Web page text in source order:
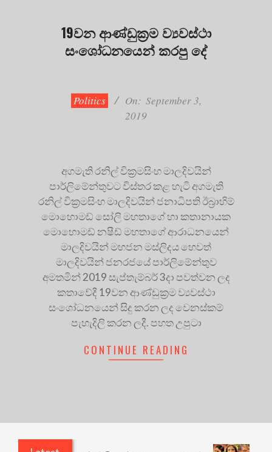
19වන ආණ්ඩුක්‍රම ව්‍යවස්ථා
සංශෝධනයෙන් කරපු දේ
Politics On: September 3,
2019
අගමැති රනිල් වික්‍රමසිංහ මාලදිවයින්
පාර්ලිමේන්තුවට විස්තර කළ හැටි අගමැති
රනිල් වික්‍රමසිංහ මාලදිවයින් ජනාධිපති ඊබ්‍රාහිම්
මොහොමඩ් සෝලි මහතාගේ හා කතානායක
මොහොමඩ් නෂීඩ් මහතාගේ ආරාධනයෙන්
මාලදිවයින් මහජන මස්ලිදය හෙවත්
මාලදිවයින් ජනරජයේ පාර්ලිමේන්තුව
අමතමින් 2019 සැප්තැම්බර් 3දා පවත්වන ලද
කතාවේදී 19වන ආණ්ඩුක්‍රම ව්‍යවස්ථා
සංශෝධනයෙන් සිදු කරන ලද වෙනස්කම්
පැහැදිලි කරන ලදී. පහත උපුටා
CONTINUE READING